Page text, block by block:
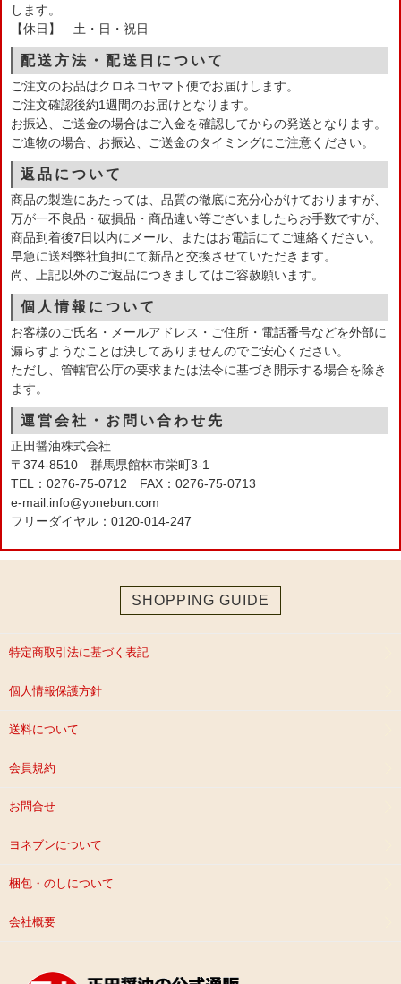
します。
【休日】 土・日・祝日
配送方法・配送日について
ご注文のお品はクロネコヤマト便でお届けします。
ご注文確認後約1週間のお届けとなります。
お振込、ご送金の場合はご入金を確認してからの発送となります。
ご進物の場合、お振込、ご送金のタイミングにご注意ください。
返品について
商品の製造にあたっては、品質の徹底に充分心がけておりますが、
万が一不良品・破損品・商品違い等ございましたらお手数ですが、
商品到着後7日以内にメール、またはお電話にてご連絡ください。
早急に送料弊社負担にて新品と交換させていただきます。
尚、上記以外のご返品につきましてはご容赦願います。
個人情報について
お客様のご氏名・メールアドレス・ご住所・電話番号などを外部に
漏らすようなことは決してありませんのでご安心ください。
ただし、管轄官公庁の要求または法令に基づき開示する場合を除き
ます。
運営会社・お問い合わせ先
正田醤油株式会社
〒374-8510 群馬県館林市栄町3-1
TEL：0276-75-0712 FAX：0276-75-0713
e-mail:info@yonebun.com
フリーダイヤル：0120-014-247
SHOPPING GUIDE
特定商取引法に基づく表記
個人情報保護方針
送料について
会員規約
お問合せ
ヨネブンについて
梱包・のしについて
会社概要